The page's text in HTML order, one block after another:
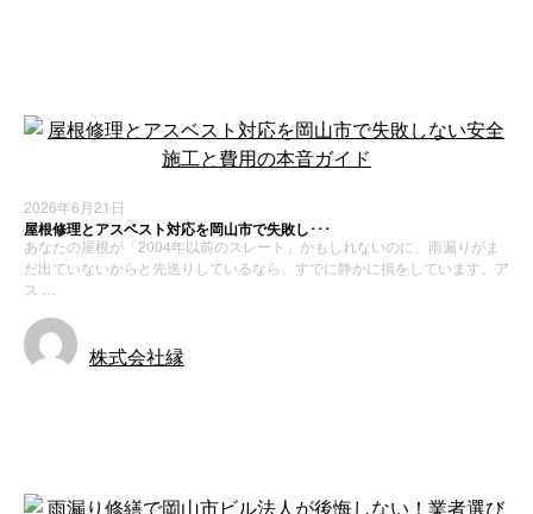
2026年6月21日
屋根修理とアスベスト対応を岡山市で失敗し･･･
あなたの屋根が「2004年以前のスレート」かもしれないのに、雨漏りがま
だ出ていないからと先送りしているなら、すでに静かに損をしています。ア
ス …
株式会社縁